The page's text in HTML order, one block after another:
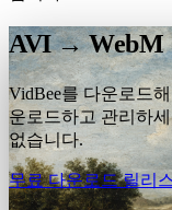
AVI → WebM
VidBee를 다운로드
운로드하고 관리하
없습니다.
무료 다운로드릴리